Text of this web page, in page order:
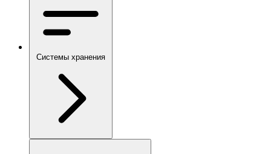
Системы хранения